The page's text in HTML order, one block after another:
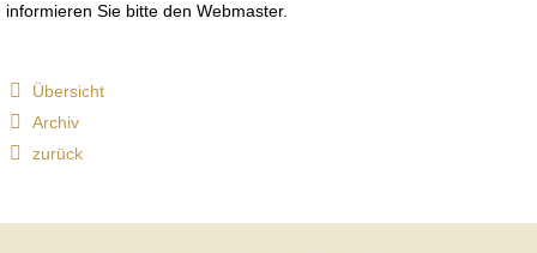
informieren Sie bitte den Webmaster.
Übersicht
Archiv
zurück